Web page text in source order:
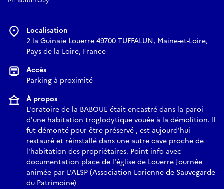
Localisation
2 la Guinaie Louerre 49700 TUFFALUN, Maine-et-Loire,
Pays de la Loire, France
Accès
Parking à proximité
À propos
L'oratoire de la BABOUE était encastré dans la paroi
d'une habitation troglodytique vouée à la démolition. Il
fut démonté pour être préservé , est aujourd'hui
restauré et réinstallé dans une autre cave proche de
l'habitation des propriétaires. Point info avec
documentation place de l'église de Louerre Journée
animée par L'ALSP (Association Lorienne de Sauvegarde
du Patrimoine)